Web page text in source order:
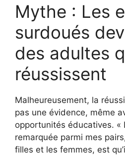
Mythe : Les
surdoués
des adultes
réussissent
Malheureusement, la
pas une évidence, même
opportunités éducatives. «
remarquée parmi mes
filles et les femmes, est